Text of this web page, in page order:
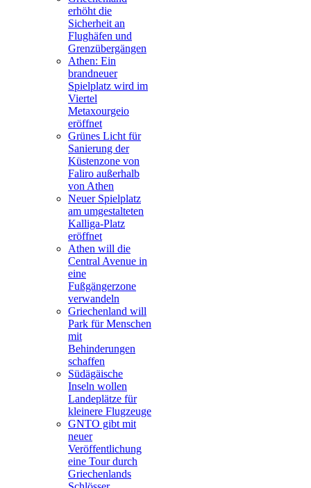
erhöht die
Sicherheit an
Flughäfen und
Grenzübergängen
Athen: Ein
brandneuer
Spielplatz wird im
Viertel
Metaxourgeio
eröffnet
Grünes Licht für
Sanierung der
Küstenzone von
Faliro außerhalb
von Athen
Neuer Spielplatz
am umgestalteten
Kalliga-Platz
eröffnet
Athen will die
Central Avenue in
eine
Fußgängerzone
verwandeln
Griechenland will
Park für Menschen
mit
Behinderungen
schaffen
Südägäische
Inseln wollen
Landeplätze für
kleinere Flugzeuge
GNTO gibt mit
neuer
Veröffentlichung
eine Tour durch
Griechenlands